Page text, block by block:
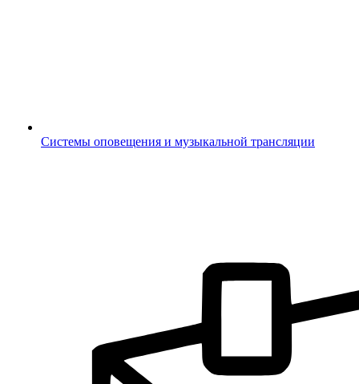
Системы оповещения и музыкальной трансляции